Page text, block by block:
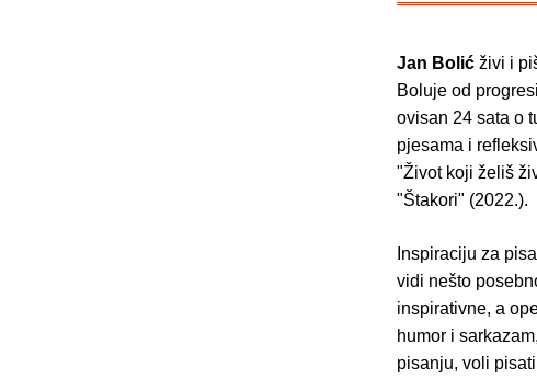
Jan Bolić živi i
Boluje od
ovisan 24 sata o
pjesama i
"Život koji želiš
"Štakori" (2022.).
Inspiraciju za
vidi nešto
inspirativne, a
humor i
pisanju, voli